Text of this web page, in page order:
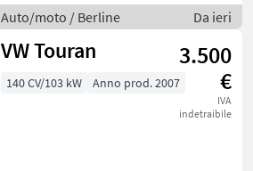
Auto/moto / Berline Da ieri
VW Touran
3.500
€
IVA
indetraibile
140 CV/103 kW Anno prod. 2007